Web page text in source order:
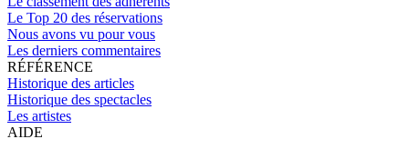
Le Top 20 des réservations
Nous avons vu pour vous
Les derniers commentaires
RÉFÉRENCE
Historique des articles
Historique des spectacles
Les artistes
AIDE